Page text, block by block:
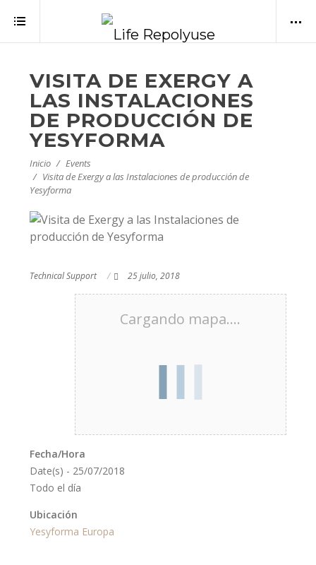
VISITA DE EXERGY A
LAS INSTALACIONES
DE PRODUCCIÓN DE
YESYFORMA
Inicio
Events
Visita de Exergy a las Instalaciones de producción de
Yesyforma
Technical Support 25 julio, 2018
Cargando mapa....
Fecha/Hora
Date(s) - 25/07/2018
Todo el día
Ubicación
Yesyforma Europa